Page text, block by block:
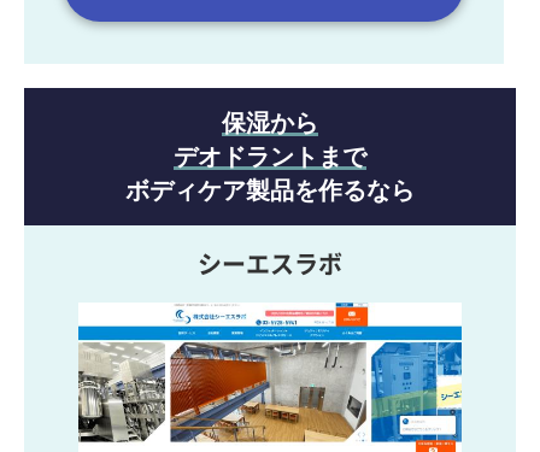
保湿から
デオドラントまで
ボディケア製品を作るなら
シーエスラボ